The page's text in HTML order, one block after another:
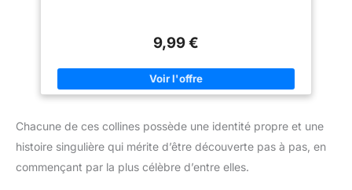
9,99 €
Chacune de ces collines possède une identité propre et une
histoire singulière qui mérite d’être découverte pas à pas, en
commençant par la plus célèbre d’entre elles.